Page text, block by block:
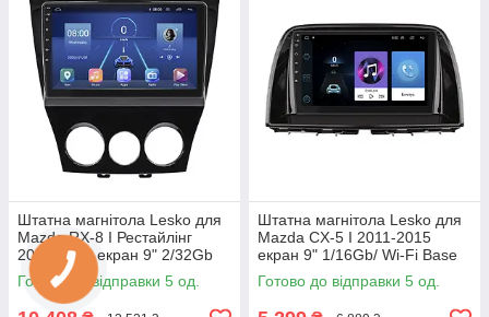
Штатна магнітола Lesko для
Mazda RX-8 I Рестайлінг
2008-2012 екран 9" 2/32Gb
4G Wi-Fi GPS Top Мазда
Готово до відправки 5 од.
Штатна магнітола Lesko для
Mazda CX-5 I 2011-2015
екран 9" 1/16Gb/ Wi-Fi Base
GPS Android Мазда
Готово до відправки 5 од.